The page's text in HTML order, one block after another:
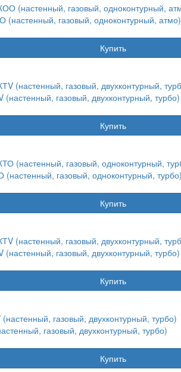
газовый, одноконтурный, атмо)
Купить
газовый, двухконтурный, турбо)
Купить
газовый, одноконтурный, турбо)
Купить
газовый, двухконтурный, турбо)
Купить
газовый, двухконтурный, турбо)
Купить